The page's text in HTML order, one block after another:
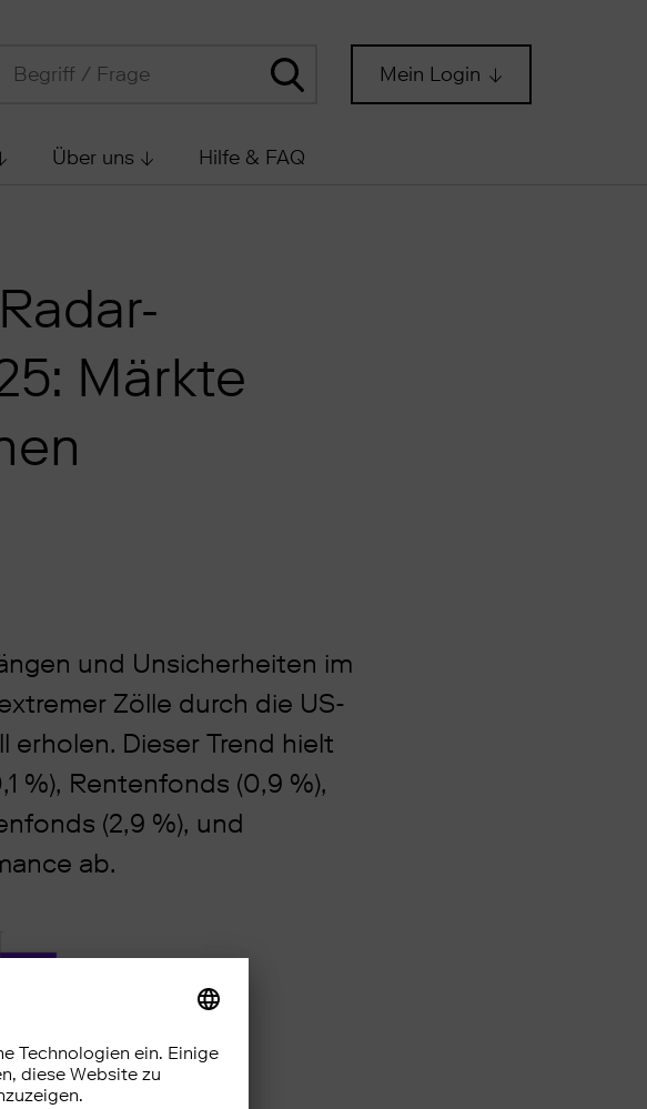
Mein Login
Über uns Hilfe & FAQ
Märkte
und Unsicherheiten im
Zölle durch die US-
Dieser Trend hielt
%), Rentenfonds (0,9 %),
(2,9 %), und
ab.